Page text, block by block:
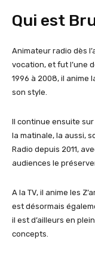
Qui est
Animateur radio dès
vocation, et fut l’une
1996 à 2008, il anime
son style.
Il continue ensuite
la matinale, la aussi,
Radio depuis 2011,
audiences le
A la TV, il anime les
est désormais
il est d’ailleurs en
concepts.